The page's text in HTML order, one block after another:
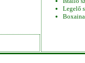
Legelő